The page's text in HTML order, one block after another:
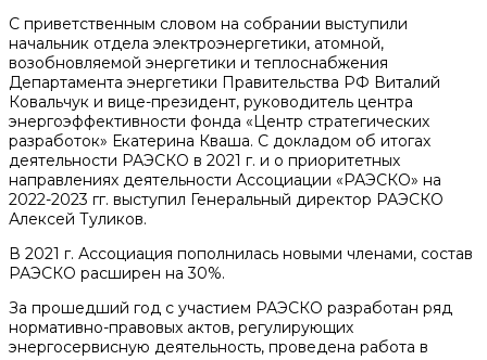
С приветственным словом на собрании выступили
начальник отдела электроэнергетики, атомной,
возобновляемой энергетики и теплоснабжения
Департамента энергетики Правительства РФ Виталий
Ковальчук и вице-президент, руководитель центра
энергоэффективности фонда «Центр стратегических
разработок» Екатерина Кваша. С докладом об итогах
деятельности РАЭСКО в 2021 г. и о приоритетных
направлениях деятельности Ассоциации «РАЭСКО» на
2022-2023 гг. выступил Генеральный директор РАЭСКО
Алексей Туликов.
В 2021 г. Ассоциация пополнилась новыми членами, состав
РАЭСКО расширен на 30%.
За прошедший год с участием РАЭСКО разработан ряд
нормативно-правовых актов, регулирующих
энергосервисную деятельность, проведена работа в